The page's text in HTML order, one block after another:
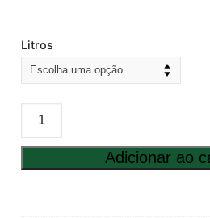
Litros
Adicionar ao